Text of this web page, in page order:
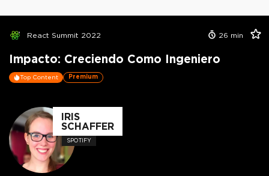
React Summit 2022 26 min
Impacto: Creciendo Como Ingeniero
Top Content Premium
IRIS
SCHAFFER
SPOTIFY